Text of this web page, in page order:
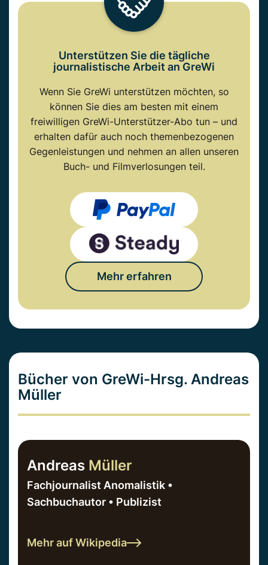
Unterstützen Sie die tägliche
journalistische Arbeit an GreWi
Wenn Sie GreWi unterstützen möchten, so
können Sie dies am besten mit einem
freiwilligen GreWi-Unterstützer-Abo tun – und
erhalten dafür auch noch themenbezogenen
Gegenleistungen und nehmen an allen unseren
Buch- und Filmverlosungen teil.
Mehr erfahren
Bücher von GreWi-Hrsg. Andreas
Müller
Andreas Müller
Fachjournalist Anomalistik •
Sachbuchautor • Publizist
Mehr auf Wikipedia